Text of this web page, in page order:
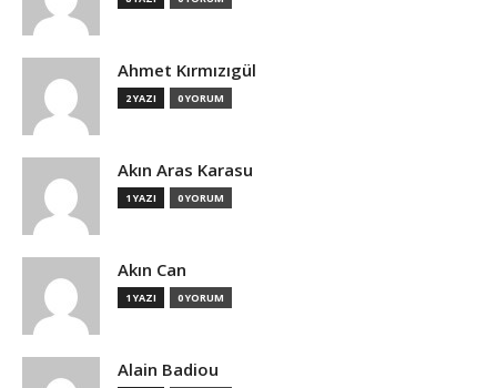
Ahmet Kırmızıgül
2 YAZI 0 YORUM
Akın Aras Karasu
1 YAZI 0 YORUM
Akın Can
1 YAZI 0 YORUM
Alain Badiou